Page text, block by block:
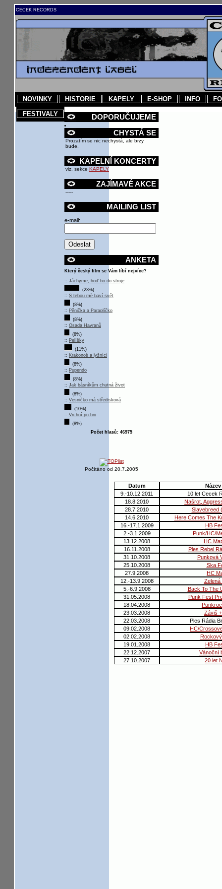
CECEK RECORDS
NOVINKY HISTORIE KAPELY E-SHOP INFO
FESTIVALY
DOPORUČUJEME
CHYSTÁ SE
Prozatím se nic nechystá, ale brzy
bude.
KAPELNÍ KONCERTY
viz. sekce KAPELY
ZAJÍMAVÉ AKCE
-----
MAILING LIST
e-mail:
ANKETA
Který český film se Vám líbí nejvíce?
:: Jáchyme, hoď ho do stroje
(23%)
:: S tebou mě baví svět
(8%)
:: Pěnička a Paraplíčko
(8%)
:: Osada Havranů
(8%)
:: Pelíšky
(11%)
:: Krakonoš a lyžníci
(8%)
:: Pupendo
(8%)
:: Jak básníkům chutná život
(8%)
:: Vesničko má středisková
(10%)
:: Vrchní prchni
(8%)
Počet hlasů: 46975
Počítáno od 20.7.2005
Datum
Název
9.-10.12.2011
10 let Cecek
18.8.2010
Našrot,
28.7.2010
Slavebreed
14.6.2010
Here Comes The
16.-17.1.2009
HB
2.-3.1.2009
Punk/HC/
13.12.2008
HC
16.11.2008
Ples Rebel
31.10.2008
Punková
25.10.2008
Ska
27.9.2008
HC
12.-13.9.2008
Zelená
5.-6.9.2008
Back To The
31.05.2008
Punk Fest
18.04.2008
23.03.2008
Záviš
22.03.2008
Ples Rádia
09.02.2008
HC/
02.02.2008
19.01.2008
HB
22.12.2007
Vánoční
27.10.2007
20 let